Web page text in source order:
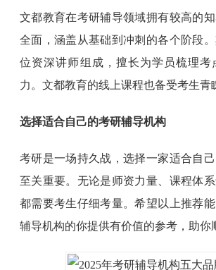
文都教育在考研辅导领域拥有较高的
全面，涵盖从基础到冲刺的各个阶段
位资深讲师组成，擅长为学员梳理考
力。文都教育的线上课程也备受考生青
选择适合自己的考研辅导机构
考研是一场持久战，选择一家适合自
至关重要。无论是师资力量、课程体系
都需要考生仔细考量。希望以上推荐
辅导机构的你提供有价值的参考，助你